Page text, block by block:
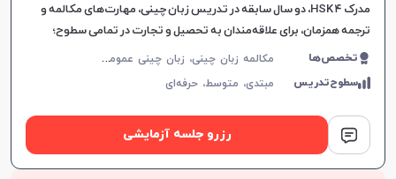
مدرک HSK ۴، دو سال سابقه در تدریس زبان چینی، مهارت‌های مکالمه و
ترجمه همزمان، برای علاقه‌مندان به تحصیل و تجارت در تمامی سطوح؛
ارتقاء توانایی زبان‌آموزان در محیط‌های واقعی.
تخصص‌ها م
کالمه زبان چینی، زبان چینی عمومی، زبان چینی تجاری
سطوح‌تدریس مبتدی، متوسط،حرفه‌ای
رزرو جلسه آزمایشی